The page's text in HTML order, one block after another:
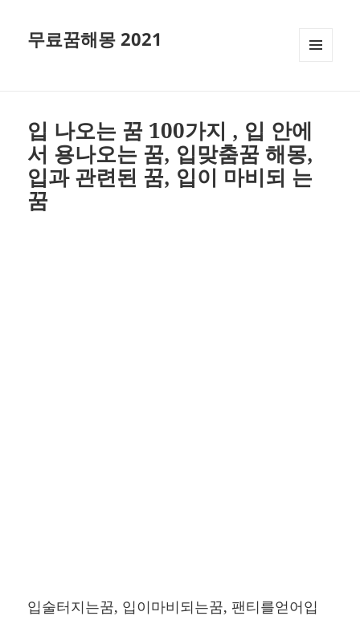
무료꿈해몽 2021
입 나오는 꿈 100가지 , 입 안에
서 용나오는 꿈, 입맞춤꿈 해몽,
입과 관련된 꿈, 입이 마비되 는
꿈
입술터지는꿈, 입이마비되는꿈, 팬티를얻어입